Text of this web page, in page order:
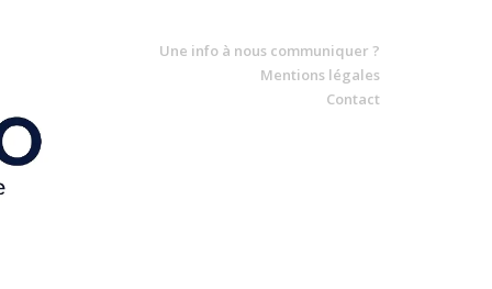
Une info à nous communiquer ?
Mentions légales
Contact